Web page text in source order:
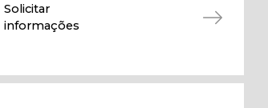
Solicitar
informações